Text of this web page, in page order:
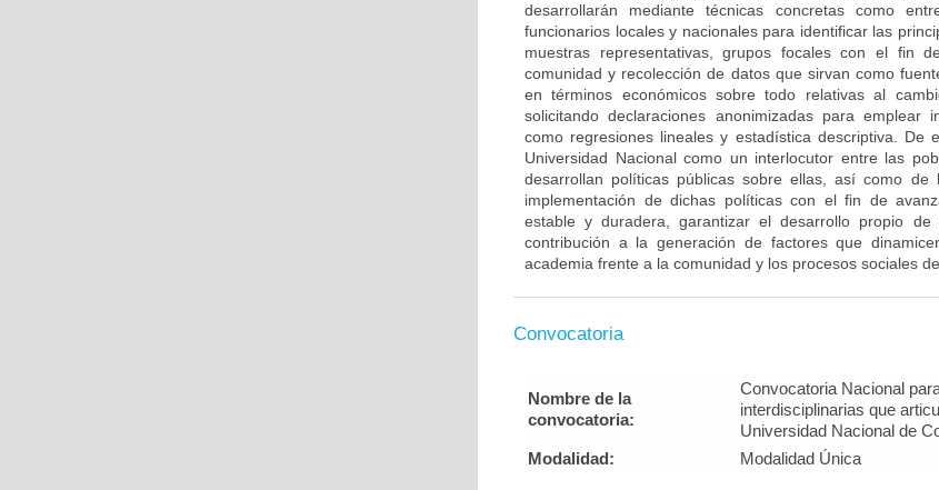
desarrollarán mediante técnicas concretas como
funcionarios locales y nacionales para identificar las
muestras representativas, grupos focales con el fin
comunidad y recolección de datos que sirvan como
en términos económicos sobre todo relativas al
solicitando declaraciones anonimizadas para emplear
como regresiones lineales y estadística descriptiva. De
Universidad Nacional como un interlocutor entre las
desarrollan políticas públicas sobre ellas, así como
implementación de dichas políticas con el fin de
estable y duradera, garantizar el desarrollo propio
contribución a la generación de factores que
academia frente a la comunidad y los procesos sociales
Convocatoria
Nombre de la
convocatoria:
Convocatoria Nacional
interdisciplinarias que
Universidad Nacional de
Modalidad:
Modalidad Única